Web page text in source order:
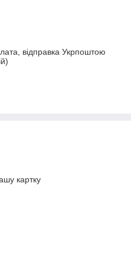
відправка Укрпоштою
картку